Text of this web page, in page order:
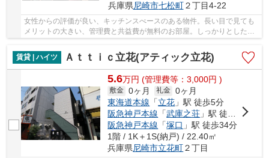
兵庫県尼崎市七松町２丁目4-22
女性からの評価が良い、キッチンスぺースのある物件。長い目で見ても
メリットの大きい、管理費と共益費が無料のお部屋。しっかりとした造
賃貸 | ハイツ
Ａｔｔｉｃ立花(アティック立花)
5.6万円 (管理費等：3,000円 )
敷金 0ヶ月 礼金 0ヶ月
東海道本線 「立花 」駅 徒歩5分
阪急神戸本線 「武庫之荘 」駅 徒歩20分
阪急神戸本線 「塚口 」駅 徒歩34分
1階 / 1K＋1S(納戸) / 22.40㎡
兵庫県尼崎市立花町２丁目